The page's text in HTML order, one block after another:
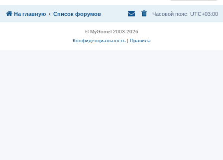
На главную Список форумов Часовой пояс: UTC+03:00
© MyGomel 2003-2026
Конфиденциальность| Правила